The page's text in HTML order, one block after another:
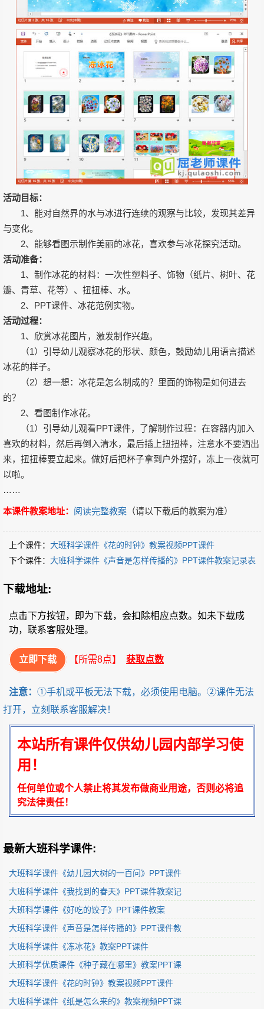
活动目标：
1、能对自然界的水与冰进行连续的观察与比较，发现其差异
与变化。
2、能够看图示制作美丽的冰花，喜欢参与冰花探究活动。
活动准备：
1、制作冰花的材料：一次性塑料子、饰物（纸片、树叶、花
瓣、青草、花等）、扭扭棒、水。
2、PPT课件、冰花范例实物。
活动过程：
1、欣赏冰花图片，激发制作兴趣。
（1）引导幼儿观察冰花的形状、颜色，鼓励幼儿用语言描述
冰花的样子。
（2）想一想：冰花是怎么制成的？里面的饰物是如何进去
的？
2、看图制作冰花。
（1）引导幼儿观看PPT课件，了解制作过程：在容器内加入
喜欢的材料，然后再倒入清水，最后插上扭扭棒，注意水不要洒出
来，扭扭棒要立起来。做好后把杯子拿到户外摆好，冻上一夜就可
以啦。
……
本课件教案地址： 阅读完整教案 （请以下载后的教案为准）
上个课件： 大班科学课件《花的时钟》教案视频PPT课件
下个课件： 大班科学课件《声音是怎样传播的》PPT课件教案记录表
下载地址:
点击下方按钮，即为下载，会扣除相应点数。如未下载成
功，联系客服处理。
立即下载 【所需8点】 获取点数
注意： ①手机或平板无法下载，必须使用电脑。②课件无法
打开，立刻联系客服解决！
本站所有课件仅供幼儿园内部学习使
用！
任何单位或个人禁止将其发布做商业用途，否则必将追
究法律责任！
最新大班科学课件:
大班科学课件《幼儿园大树的一百问》PPT课件
大班科学课件《我找到的春天》PPT课件教案记
大班科学课件《好吃的饺子》PPT课件教案
大班科学课件《声音是怎样传播的》PPT课件教
大班科学课件《冻冰花》教案PPT课件
大班科学优质课件《种子藏在哪里》教案PPT课
大班科学课件《花的时钟》教案视频PPT课件
大班科学课件《纸是怎么来的》教案视频PPT课